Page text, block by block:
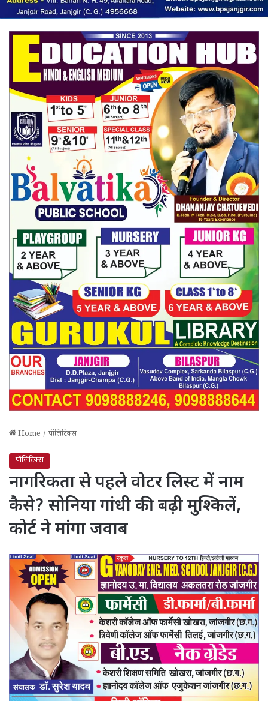
Home / पॉलिटिक्स
पॉलिटिक्स
नागरिकता से पहले वोटर लिस्ट में नाम
कैसे? सोनिया गांधी की बढ़ी मुश्किलें,
कोर्ट ने मांगा जवाब